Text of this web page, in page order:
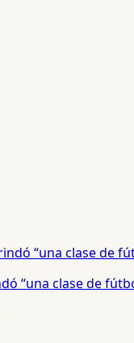
“una clase de